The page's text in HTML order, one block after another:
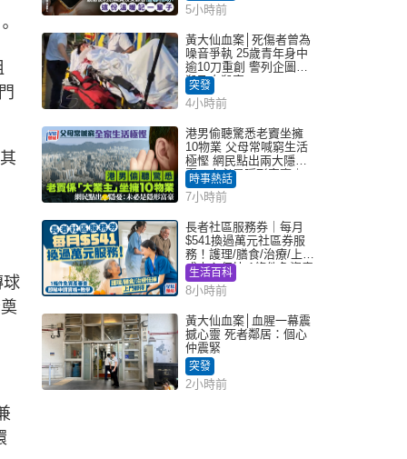
球
5小時前
黃大仙血案│死傷者曾為
噪音爭執 25歲青年身中
逾10刀重創 警列企圖謀
殺及自殺案
突發
4小時前
港男偷聽驚悉老竇坐擁
10物業 父母常喊窮生活
極慳 網民點出兩大隱
憂：未必是隱形富豪｜
Juicy叮
時事熱話
7小時前
長者社區服務券｜每月
$541換過萬元社區券服
務！護理/膳食/治療/上門
或中心任揀 1條件免資產
審查（附申請資格及教
學）
生活百科
8小時前
黃大仙血案│血腥一幕震
撼心靈 死者鄰居：個心
仲震緊
突發
2小時前